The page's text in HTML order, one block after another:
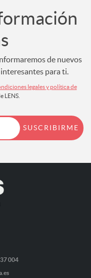
de nuevos
para ti.
legales y política de
LENS.
004